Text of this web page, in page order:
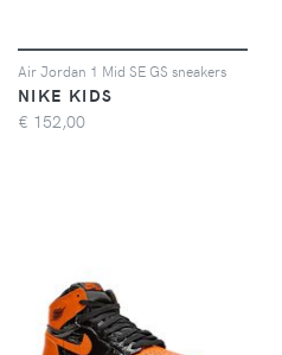
Air Jordan 1 Mid SE GS sneakers
NIKE KIDS
€ 152,00